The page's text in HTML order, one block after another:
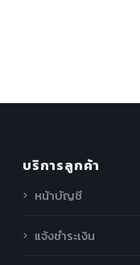
บริการลูกค้า
หน้าบัญชี
แจ้งชำระเงิน